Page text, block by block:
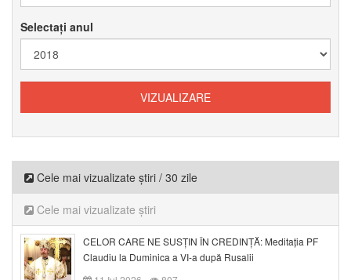
Selectați anul
Cele mai vizualizate știri / 30 zile
Cele mai vizualizate știri
CELOR CARE NE SUSȚIN ÎN CREDINȚĂ: Meditația PF
Claudiu la Duminica a VI-a după Rusalii